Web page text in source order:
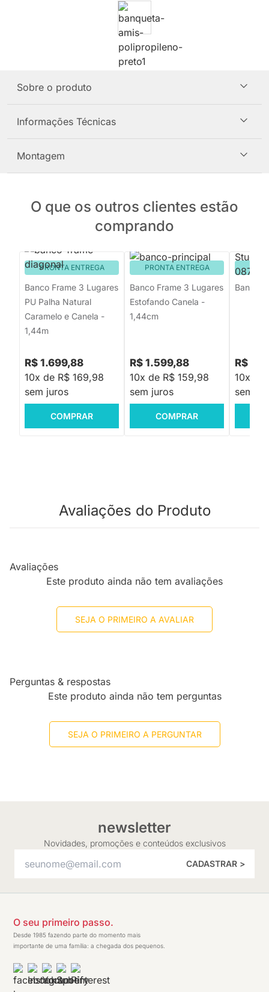
Sobre o produto
Informações Técnicas
Montagem
O que os outros clientes estão
comprando
PRONTA ENTREGA
Banco Frame 3 Lugares
PU Palha Natural
Caramelo e Canela -
1,44m
R$ 1.699,88
10x de R$ 169,98
sem juros
COMPRAR
PRONTA ENTREGA
Banco Frame 3 Lugares
Estofando Canela -
1,44cm
R$ 1.599,88
10x de R$ 159,98
sem juros
COMPRAR
Banco
R$
10x de
sem
Avaliações do Produto
Avaliações
Este produto ainda não tem avaliações
SEJA O PRIMEIRO A AVALIAR
Perguntas & respostas
Este produto ainda não tem perguntas
SEJA O PRIMEIRO A PERGUNTAR
newsletter
Novidades, promoções e conteúdos exclusivos
CADASTRAR >
O seu primeiro passo.
Desde 1985 fazendo parte do momento mais
importante de uma família: a chegada dos pequenos.